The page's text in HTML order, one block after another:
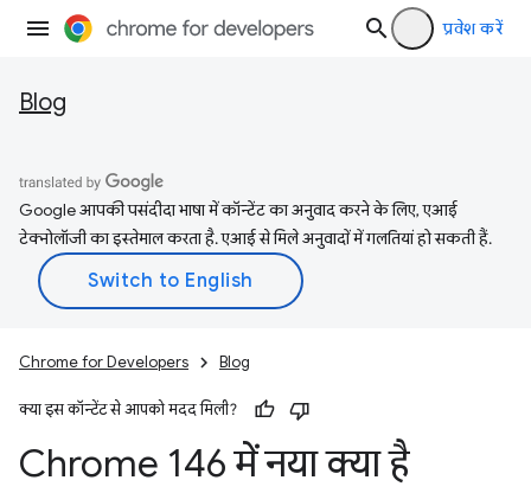
प्रवेश करें
Blog
Google आपकी पसंदीदा भाषा में कॉन्टेंट का अनुवाद करने के लिए, एआई
टेक्नोलॉजी का इस्तेमाल करता है. एआई से मिले अनुवादों में गलतियां हो सकती हैं.
Chrome for Developers Blog
क्या इस कॉन्टेंट से आपको मदद मिली?
Chrome 146 में नया क्या है